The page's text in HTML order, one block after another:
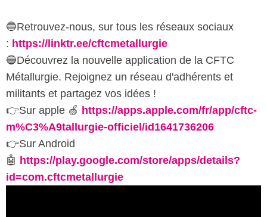
🔵Retrouvez-nous, sur tous les réseaux sociaux
: https://linktr.ee/cftcmetallurgie
🔵Découvrez la nouvelle application de la CFTC
Métallurgie. Rejoignez un réseau d'adhérents et
militants et partagez vos idées !
👉Sur apple 🍏 https://apps.apple.com/fr/app/cftc-
m%C3%A9tallurgie-officiel/id1641736206
👉Sur Android
🤖 https://play.google.com/store/apps/details?
id=com.cftcmetallurgie